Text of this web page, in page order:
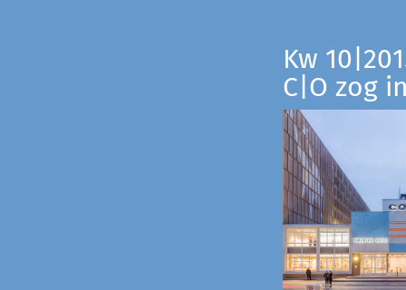
Kw
C|O zog